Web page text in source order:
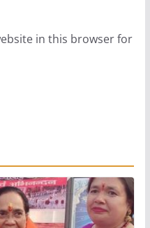
in this browser for